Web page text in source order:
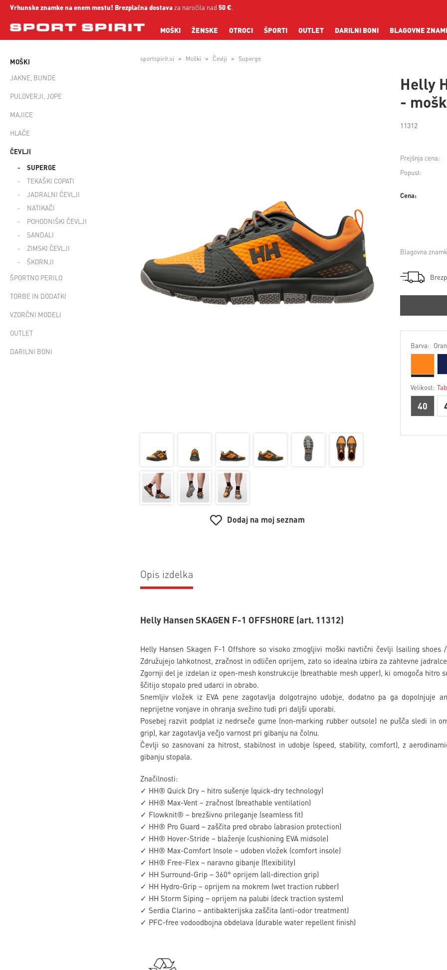
Vrhunske znamke na enem mestu! Brezplačna dostavaza naročila nad 50 €.
MOŠKI ŽENSKE OTROCI ŠPORTI OUTLET DARILNI BONI BLAGOVNE
MOŠKI
JAKNE, BUNDE
PULOVERJI, JOPE
MAJICE
HLAČE
ČEVLJI
SUPERGE
TEKAŠKI COPATI
JADRALNI ČEVLJI
NATIKAČI
POHODNIŠKI ČEVLJI
SANDALI
ZIMSKI ČEVLJI
ŠKORNJI
ŠPORTNO PERILO
TORBE IN DODATKI
VZORČNI MODELI
OUTLET
DARILNI BONI
sportspirit.si Moški Čevlji Superge
Helly
-
11312
Dodaj na moj seznam
Prejšnja cena:
Popust:
Cena:
Blagovna
Barva:
Velikost:
40
Opis izdelka
Helly Hansen SKAGEN F-1 OFFSHORE (art. 11312)
Helly Hansen Skagen F-1 Offshore so visoko zmogljivi moški navtični čevlji (sailing
Združujejo lahkotnost, zračnost in odličen oprijem, zato so idealna izbira za zahtevne
Zgornji del je izdelan iz open-mesh konstrukcije (breathable mesh upper), ki omogoča
ščitijo stopalo pred udarci in obrabo.
Snemljiv vložek iz EVA pene zagotavlja dolgotrajno udobje, dodatno pa ga dopolnjuje
neprijetne vonjave in ohranja svežino tudi pri daljši uporabi.
Posebej razvit podplat iz nedrseče gume (non-marking rubber outsole) ne pušča sledi in
grip), kar zagotavlja večjo varnost pri gibanju na čolnu.
Čevlji so zasnovani za hitrost, stabilnost in udobje (speed, stability, comfort), z
gibanju stopala.
Značilnosti:
✓ HH® Quick Dry – hitro sušenje (quick-dry technology)
✓ HH® Max-Vent – zračnost (breathable ventilation)
✓ Flowknit® – brezšivno prileganje (seamless fit)
✓ HH® Pro Guard – zaščita pred obrabo (abrasion protection)
✓ HH® Hover-Stride – blaženje (cushioning EVA midsole)
✓ HH® Max-Comfort Insole – udoben vložek (comfort insole)
✓ HH® Free-Flex – naravno gibanje (flexibility)
✓ HH Surround-Grip – 360° oprijem (all-direction grip)
✓ HH Hydro-Grip – oprijem na mokrem (wet traction rubber)
✓ HH Storm Siping – oprijem na palubi (deck traction system)
✓ Serdia Clarino – antibakterijska zaščita (anti-odor treatment)
✓ PFC-free vodoodbojna obdelava (durable water repellent finish)